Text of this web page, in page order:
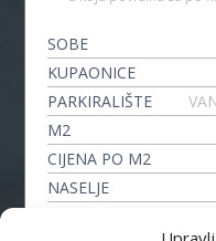
SOBE
KUPAONICE
PARKIRALIŠTE
M2
CIJENA PO M2
NASELJE